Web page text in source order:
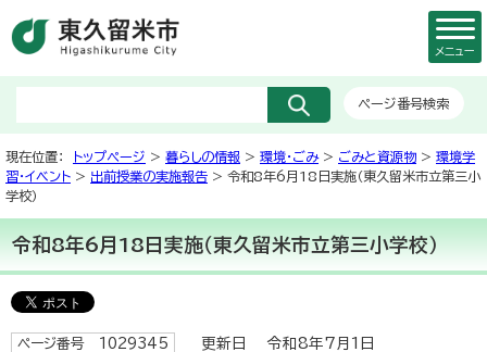
ページ番号検索
メニュー
現在位置： トップページ > 暮らしの情報 > 環境・ごみ> ごみと資源物 > 環境学
習・イベント > 出前授業の実施報告 > 令和8年6月18日実施（東久留米市立第三小
学校）
令和8年6月18日実施（東久留米市立第三小学校）
ページ番号 1029345 更新日 令和8年7月1日